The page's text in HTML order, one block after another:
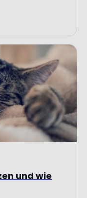
und wie